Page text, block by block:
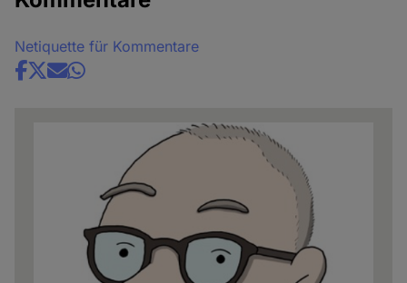
Netiquette für Kommentare
Share